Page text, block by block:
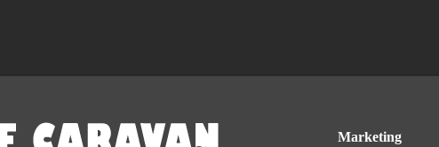
245 - 264 cm. L og front længde 3,5 m. passer til en Thule Residence 6300.
Marketing